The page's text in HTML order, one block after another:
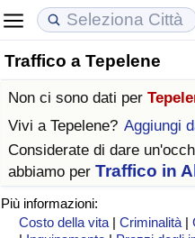
Traffico a Tepelene
Non ci sono dati per
Vivi a Tepelene? Aggiungi
Considerate di dare
abbiamo per Traffico in
Più informazioni:
Costo della vita |Criminalità |
Costo della vita
Indice Del Costo Della
Indice del Costo della Vita
Prezzi degli immobili
Indice del Prezzo delle
Indice del Prezzo delle
Qualità della Vita
Indice della Qualità della
Indice della qualità della